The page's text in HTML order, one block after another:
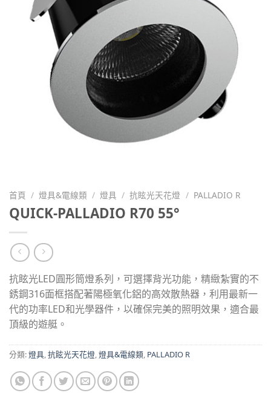
首頁 / 燈具&電線類 / 燈具 / 抗眩光天花燈 / PALLADIO R
QUICK-PALLADIO R70 55°
抗眩光LED圓形筒燈系列，可選擇背光功能，精緻紮實的不
銹鋼316面框搭配著陽極氧化鋁的高效散熱器，利用最新一
代的功率LED和光學器件，以確保完美的照明效果，適合最
頂級的遊艇。
分類:燈具,抗眩光天花燈,燈具&電線類, PALLADIO R